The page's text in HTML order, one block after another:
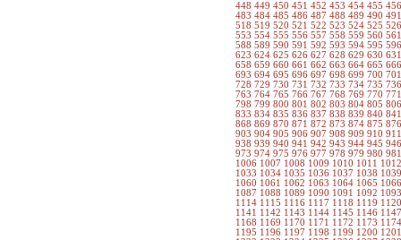
448 449 450 451 452 453 454 455
483 484 485 486 487 488 489 490
518 519 520 521 522 523 524 525
553 554 555 556 557 558 559 560
588 589 590 591 592 593 594 595
623 624 625 626 627 628 629 630
658 659 660 661 662 663 664 665
693 694 695 696 697 698 699 700
728 729 730 731 732 733 734 735
763 764 765 766 767 768 769 770
798 799 800 801 802 803 804 805
833 834 835 836 837 838 839 840
868 869 870 871 872 873 874 875
903 904 905 906 907 908 909 910
938 939 940 941 942 943 944 945
973 974 975 976 977 978 979 980
1006 1007 1008 1009 1010 1011
1033 1034 1035 1036 1037 1038
1060 1061 1062 1063 1064 1065
1087 1088 1089 1090 1091 1092
1114 1115 1116 1117 1118 1119
1141 1142 1143 1144 1145 1146
1168 1169 1170 1171 1172 1173
1195 1196 1197 1198 1199 1200